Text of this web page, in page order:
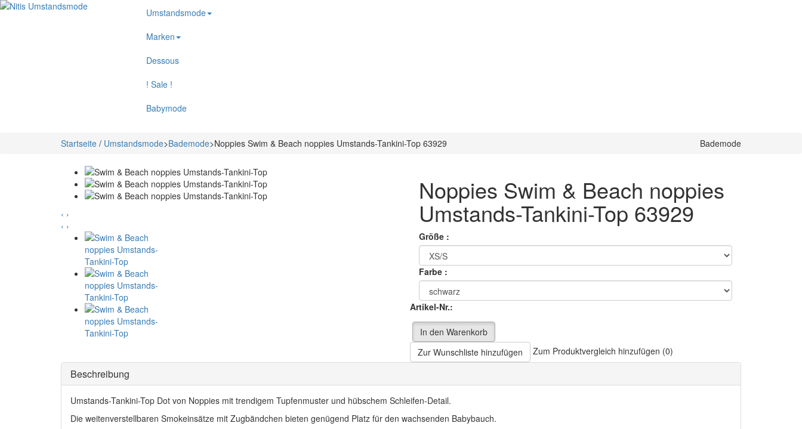
Umstandsmode
Marken
Dessous
! Sale !
Babymode
Bademode
Startseite / Umstandsmode>Bademode>Noppies Swim & Beach noppies Umstands-Tankini-Top 63929
‹ ›
‹ ›
Noppies Swim & Beach noppies
Umstands-Tankini-Top 63929
Größe :
Farbe :
Artikel-Nr.:
In den Warenkorb
Zur Wunschliste hinzufügen
Zum Produktvergleich hinzufügen (0)
Beschreibung
Umstands-Tankini-Top Dot von Noppies mit trendigem Tupfenmuster und hübschem Schleifen-Detail.
Die weitenverstellbaren Smokeinsätze mit Zugbändchen bieten genügend Platz für den wachsenden Babybauch.